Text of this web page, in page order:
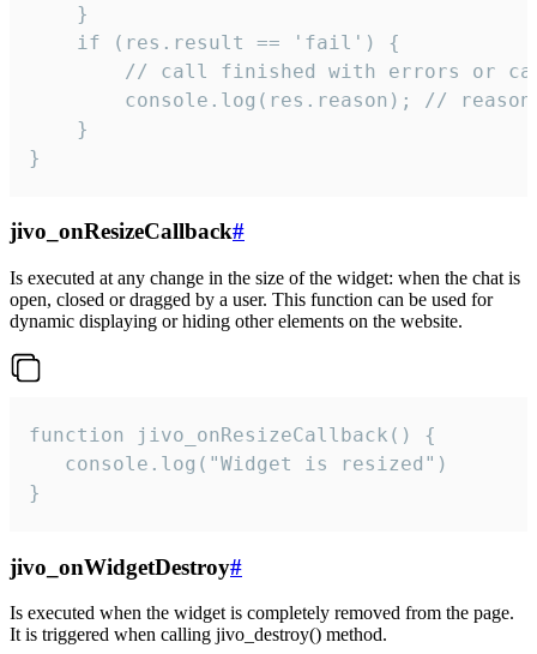
    }
    if (res.result == 'fail') {
// call finished with errors or
console.log(res.reason); //
    }
}
jivo_onResizeCallback#
Is executed at any change in the size of the widget: when the chat is
open, closed or dragged by a user. This function can be used for
dynamic displaying or hiding other elements on the website.
function jivo_onResizeCallback() {
   console.log("Widget is resized")
}
jivo_onWidgetDestroy#
Is executed when the widget is completely removed from the page.
It is triggered when calling jivo_destroy() method.